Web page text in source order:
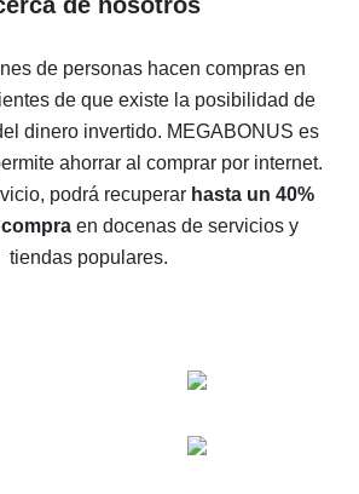
AliExpress
reembolso en AliExpress: formas
de recuperar el dinero
10% en AliExpress: lo imposible es
posible
más rentable en AliExpress: cómo
encontrarlo
de personas hacen compras en
de que existe la posibilidad de
dinero invertido. MEGABONUS es
ahorrar al comprar por internet.
podrá recuperar hasta un 40%
en docenas de servicios y
tiendas populares.